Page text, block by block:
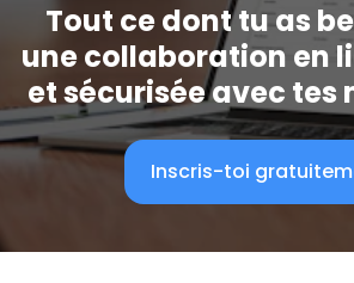
Tout ce dont tu as
une collaboration en
et sécurisée avec tes
Inscris-toi